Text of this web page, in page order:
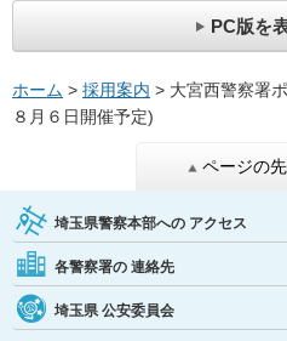
PC版を
ホーム > 採用案内 > 大宮西警察署
８月６日開催予定)
ページの
埼玉県警察本部への アクセス
各警察署の 連絡先
埼玉県 公安委員会